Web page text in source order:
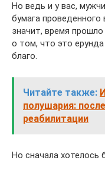
Но ведь и у вас,
бумага проведенного
значит, время
о том, что это
благо.
Читайте также:
полушария:
реабилитации
Но сначала